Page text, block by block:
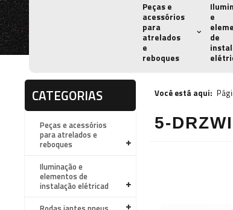
Peças e
acessórios
para
atrelados
e
reboques
e
de
CATEGORIAS
Peças e acessórios
para atrelados e
reboques
Iluminação e
elementos de
instalação elétricad
Você está aqui:
5-